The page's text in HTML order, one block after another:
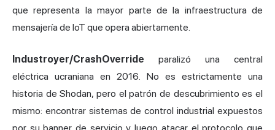
que representa la mayor parte de la infraestructura de
mensajería de IoT que opera abiertamente.
Industroyer/CrashOverride paralizó una central
eléctrica ucraniana en 2016. No es estrictamente una
historia de Shodan, pero el patrón de descubrimiento es el
mismo: encontrar sistemas de control industrial expuestos